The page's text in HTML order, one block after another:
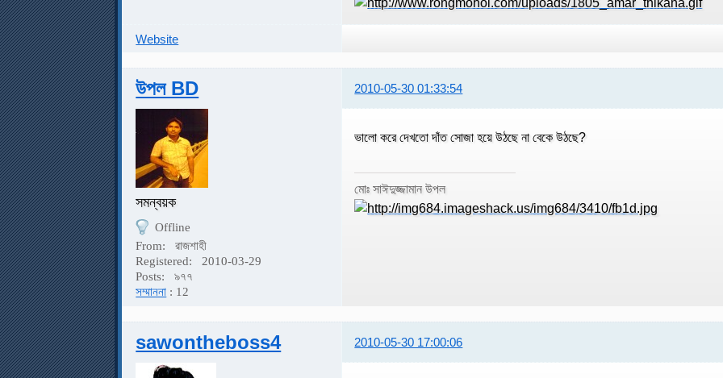
Website
উপল BD 2010-05-30 01:33:54
সমন্বয়ক
Offline
From:
রাজশাহী
Registered:
2010-03-29
Posts:
৯৭৭
সম্মাননা : 12
ভালো করে দেখতো দাঁত সোজা হয়ে উঠছে না বেকে উঠছে?
মোঃ সাঈদুজ্জামান উপল
sawontheboss4 2010-05-30 17:00:06